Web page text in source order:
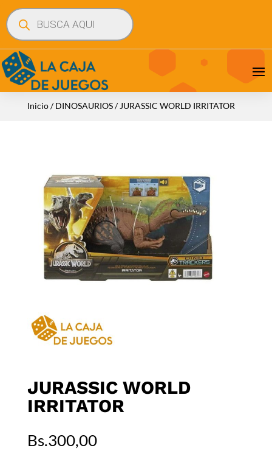
Búsqueda
de
productos
Inicio/DINOSAURIOS/ JURASSIC WORLD IRRITATOR
JURASSIC WORLD
IRRITATOR
Bs.300,00